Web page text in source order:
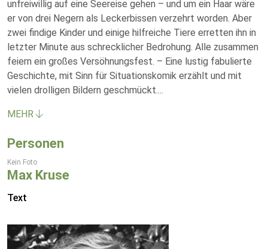
unfreiwillig auf eine Seereise gehen – und um ein Haar wäre
er von drei Negern als Leckerbissen verzehrt worden. Aber
zwei findige Kinder und einige hilfreiche Tiere erretten ihn in
letzter Minute aus schrecklicher Bedrohung. Alle zusammen
feiern ein großes Versöhnungsfest. – Eine lustig fabulierte
Geschichte, mit Sinn für Situationskomik erzählt und mit
vielen drolligen Bildern geschmückt....
MEHR
Personen
Kein Foto
Max Kruse
Text